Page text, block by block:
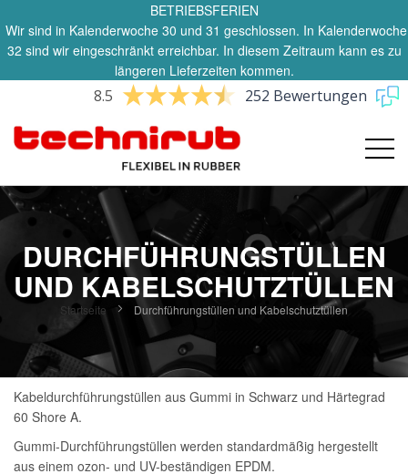
BETRIEBSFERIEN
Wir sind in Kalenderwoche 30 und 31 geschlossen. In Kalenderwoche
32 sind wir eingeschränkt erreichbar. In diesem Zeitraum kann es zu
längeren Lieferzeiten kommen.
8.5 252 Bewertungen
DURCHFÜHRUNGSTÜLLEN
UND KABELSCHUTZTÜLLEN
Startseite Durchführungstüllen und Kabelschutztüllen
Kabeldurchführungstüllen aus Gummi in Schwarz und Härtegrad
60 Shore A.
Gummi-Durchführungstüllen werden standardmäßig hergestellt
aus einem ozon- und UV-beständigen EPDM.